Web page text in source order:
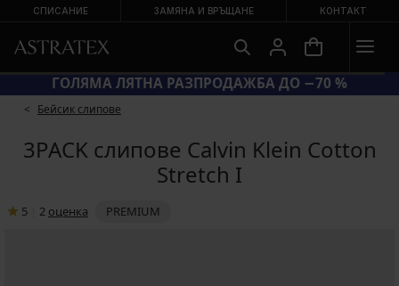
СПИСАНИЕ ЗАМЯНА И ВРЪЩАНЕ КОНТАКТ
ГОЛЯМА
−20 % НА НАМАЛЕНИ БАНСКИ
Бейсик слипове
3PACK слипове Calvin Klein Cotton
Stretch I
5 2 oценка PREMIUM